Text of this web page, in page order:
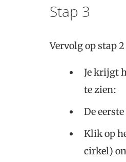
Stap 3
Vervolg op stap 2
Je krijgt
te zien:
De
Klik op
cirkel)